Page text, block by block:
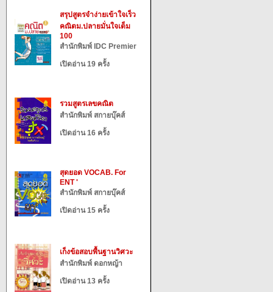
สรุปสูตรจำง่ายเข้าใจเร็ว
คณิตม.ปลายมั่นใจเต็ม
100
สำนักพิมพ์ IDC Premier
เปิดอ่าน 19 ครั้ง
รวมสูตรเลขคณิต
สำนักพิมพ์ สกายบุ๊คส์
เปิดอ่าน 16 ครั้ง
สุดยอด VOCAB. For
ENT '
สำนักพิมพ์ สกายบุ๊คส์
เปิดอ่าน 15 ครั้ง
เก็งข้อสอบพื้นฐานวิศวะ
สำนักพิมพ์ ดอกหญ้า
เปิดอ่าน 13 ครั้ง